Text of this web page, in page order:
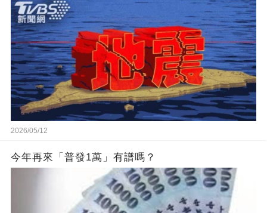
2026/05/12
今年再來「普發1萬」有譜嗎？